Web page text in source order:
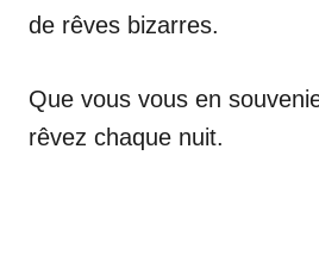
de rêves bizarres.
Que vous vous en
rêvez chaque nuit.